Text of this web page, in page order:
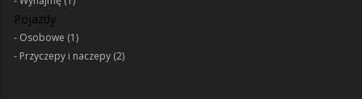
Pojazdy
Osobowe (1)
Przyczepy i naczepy (2)